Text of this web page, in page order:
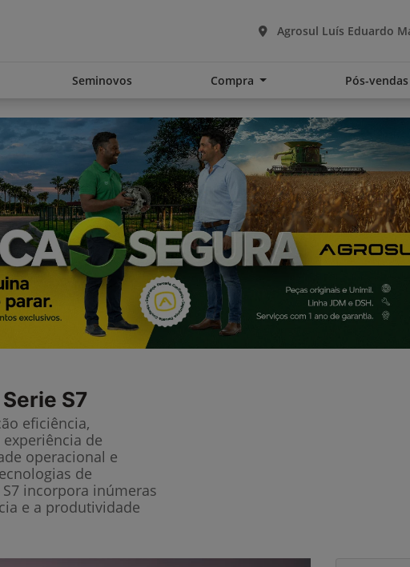
Agrosul Luís Eduardo
Seminovos Compra Pós-vendas
S7
eficiência,
de
operacional e
de
incorpora inúmeras
e a produtividade